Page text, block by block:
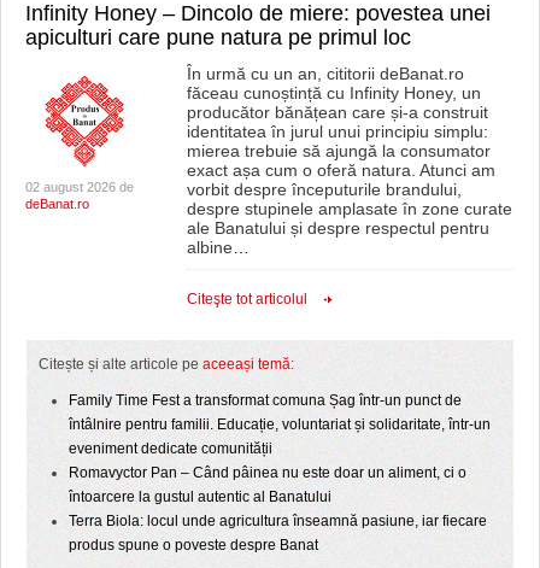
Infinity Honey – Dincolo de miere: povestea unei
apiculturi care pune natura pe primul loc
02 august 2026 de
deBanat.ro
În urmă cu un an, cititorii deBanat.ro
făceau cunoștință cu Infinity Honey, un
producător bănățean care și-a construit
identitatea în jurul unui principiu simplu:
mierea trebuie să ajungă la consumator
exact așa cum o oferă natura. Atunci am
vorbit despre începuturile brandului,
despre stupinele amplasate în zone curate
ale Banatului și despre respectul pentru
albine…
Citeşte tot articolul
Citește și alte articole pe aceeași temă:
Family Time Fest a transformat comuna Șag într-un punct de
întâlnire pentru familii. Educație, voluntariat și solidaritate, într-un
eveniment dedicate comunității
Romavyctor Pan – Când pâinea nu este doar un aliment, ci o
întoarcere la gustul autentic al Banatului
Terra Biola: locul unde agricultura înseamnă pasiune, iar fiecare
produs spune o poveste despre Banat